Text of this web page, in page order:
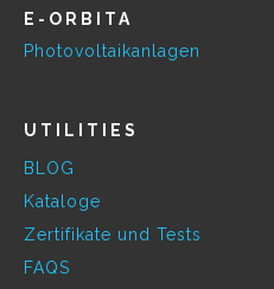
E-ORBITA
Photovoltaikanlagen
UTILITIES
BLOG
Kataloge
Zertifikate und Tests
FAQS